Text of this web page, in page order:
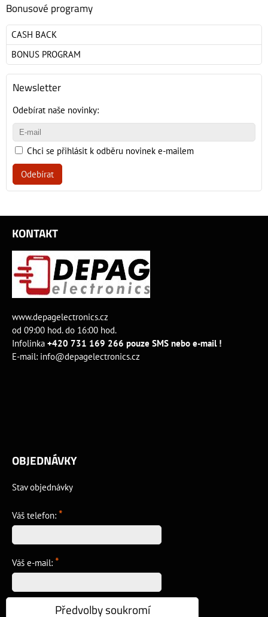
Bonusové programy
CASH BACK
BONUS PROGRAM
Newsletter
Odebírat naše novinky:
Chci se přihlásit k odběru novinek e-mailem
Odebírat
KONTAKT
www.depagelectronics.cz
od 09:00 hod. do 16:00 hod.
Infolinka +420 731 169 266 pouze SMS nebo e-mail !
E-mail: info@depagelectronics.cz
OBJEDNÁVKY
Stav objednávky
Váš telefon: *
Váš e-mail: *
Předvolby soukromí